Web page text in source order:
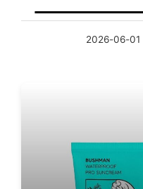
2026-06-01